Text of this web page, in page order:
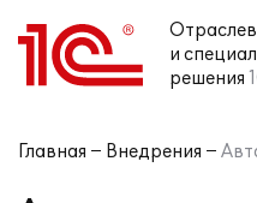
и
решения
Главная Внедрения